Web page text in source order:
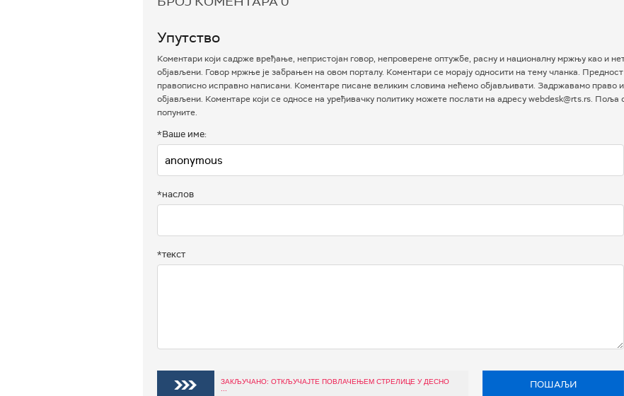
Упутство
Коментари који садрже вређање, непристојан говор, непроверене оптужбе, расну и националну мржњу као и
објављени. Говор мржње је забрањен на овом порталу. Коментари се морају односити на тему чланка.
правописно исправно написани. Коментаре писане великим словима нећемо објављивати. Задржавамо право
објављени. Коментаре који се односе на уређивачку политику можете послати на адресу webdesk@rts.rs.
попуните.
*Ваше име:
*наслов
*текст
ЗАКЉУЧАНО: ОТКЉУЧАЈТЕ ПОВЛАЧЕЊЕМ СТРЕЛИЦЕ У ДЕСНО
ПОШАЉИ